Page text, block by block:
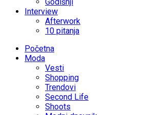
Interview
Afterwork
10 pitanja
Početna
Moda
Vesti
Shopping
Trendovi
Second Life
Shoots